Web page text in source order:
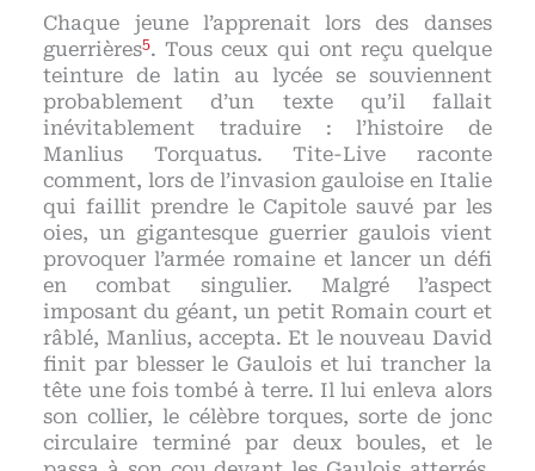
Chaque jeune l’apprenait lors des danses
guerrières5. Tous ceux qui ont reçu quelque
teinture de latin au lycée se souviennent
probablement d’un texte qu’il fallait
inévitablement traduire : l’histoire de
Manlius Torquatus. Tite-Live raconte
comment, lors de l’invasion gauloise en Italie
qui faillit prendre le Capitole sauvé par les
oies, un gigantesque guerrier gaulois vient
provoquer l’armée romaine et lancer un défi
en combat singulier. Malgré l’aspect
imposant du géant, un petit Romain court et
râblé, Manlius, accepta. Et le nouveau David
finit par blesser le Gaulois et lui trancher la
tête une fois tombé à terre. Il lui enleva alors
son collier, le célèbre torques, sorte de jonc
circulaire terminé par deux boules, et le